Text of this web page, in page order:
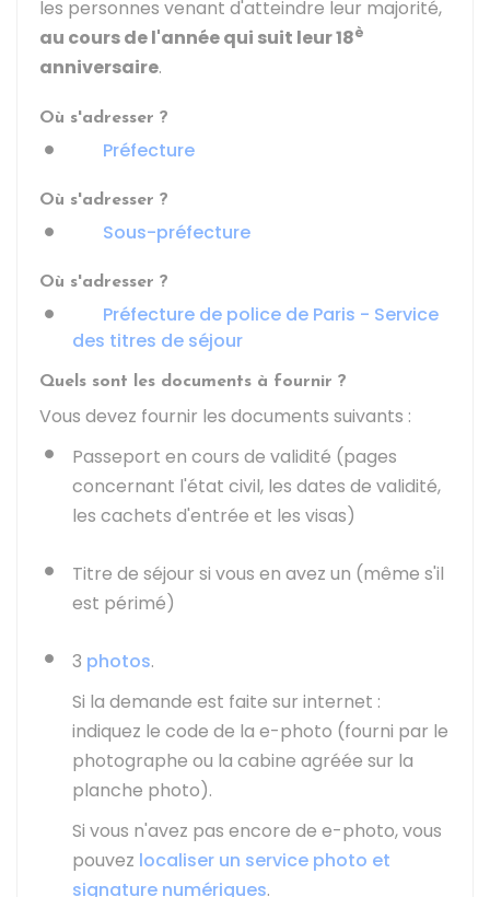
les personnes venant d'atteindre leur majorité,
au cours de l'année qui suit leur 18è
anniversaire.
Où s'adresser ?
Préfecture
Où s'adresser ?
Sous-préfecture
Où s'adresser ?
Préfecture de police de Paris - Service
des titres de séjour
Quels sont les documents à fournir ?
Vous devez fournir les documents suivants :
Passeport en cours de validité (pages
concernant l'état civil, les dates de validité,
les cachets d'entrée et les visas)
Titre de séjour si vous en avez un (même s'il
est périmé)
3 photos.
Si la demande est faite sur internet :
indiquez le code de la e-photo (fourni par le
photographe ou la cabine agréée sur la
planche photo).
Si vous n'avez pas encore de e-photo, vous
pouvez localiser un service photo et
signature numériques.